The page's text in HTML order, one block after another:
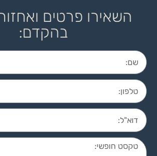
השאירו פרטים
בהקדם: